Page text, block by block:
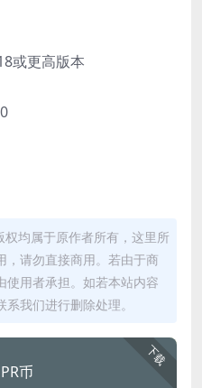
或更高版本
均属于原作者所有，这里所
，请勿直接商用。若由于商
使用者承担。如若本站内容
我们进行删除处理。
下载
PR币